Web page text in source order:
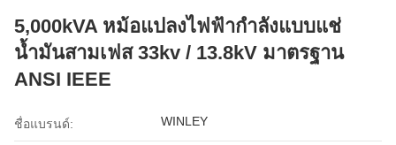
5,000kVA หม้อแปลงไฟฟ้ากำลังแบบแช่
น้ำมันสามเฟส 33kv / 13.8kV มาตรฐาน
ANSI IEEE
ชื่อแบรนด์: WINLEY